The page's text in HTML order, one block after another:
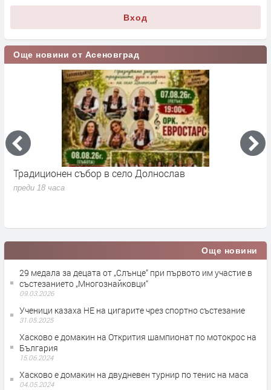
Вход
Още новини от Асеновград
Традиционен събор в село Долнослав
преди 18 часа
Още новини
29 медала за децата от „Слънце“ при първото им участие в
състезанието „Многознайковци“
09.03.2026
Ученици казаха НЕ на цигарите чрез спортно състезание
31.05.2025
Хасково е домакин на Открития шампионат по мотокрос на
България
15.06.2024
Хасково е домакин на двудневен турнир по тенис на маса
04.05.2024